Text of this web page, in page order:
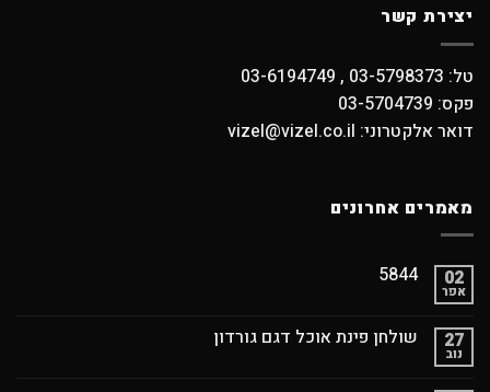
יצירת קשר
טל: 03-5798373 , 03-6194749
פקס: 03-5704739
דואר אלקטרוני: vizel@vizel.co.il
מאמרים אחרונים
02
אפר
5844
27
נוב
שולחן פינת אוכל דגם גורדון